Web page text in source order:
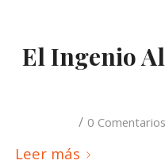
El Ingenio
/ 0 Comentarios
Leer más